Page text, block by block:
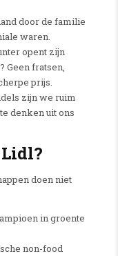
door de familie
waren.
opent zijn
Geen fratsen,
prijs.
zijn we ruim
denken uit ons
doen niet
in groente
non-food